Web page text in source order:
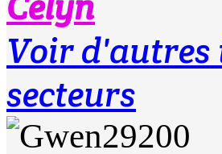
Voir d'autres
secteurs